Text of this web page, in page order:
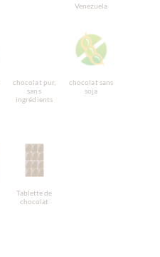
Venezuela
chocolat pur,
sans
ingrédients
chocolat sans
soja
Tablette de
chocolat